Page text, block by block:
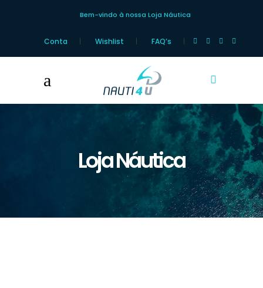
Bem-vindo à nossa Loja Náutica
Conta Wishlist FAQ’s
Loja Náutica